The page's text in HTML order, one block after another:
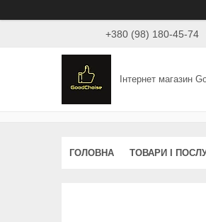
+380 (98) 180-45-74
Інтернет магазин
ГОЛОВНА ТОВАРИ І